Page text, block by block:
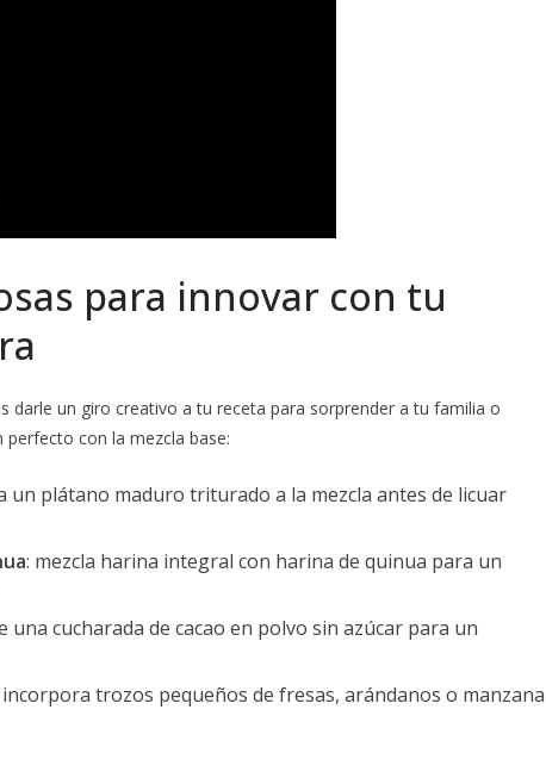
para innovar con tu
darle un giro creativo a tu receta para sorprender a tu familia o
perfecto con la mezcla base:
un plátano maduro triturado a la mezcla antes de licuar
: mezcla harina integral con harina de quinua para un
una cucharada de cacao en polvo sin azúcar para un
incorpora trozos pequeños de fresas, arándanos o manzana